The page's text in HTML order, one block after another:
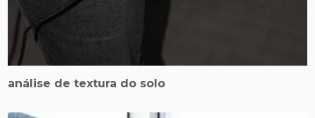
análise de textura do solo